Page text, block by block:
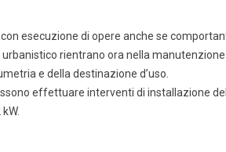
esecuzione di opere anche se
rientrano ora nella manutenzione
e della destinazione d’uso.
effettuare interventi di installazione